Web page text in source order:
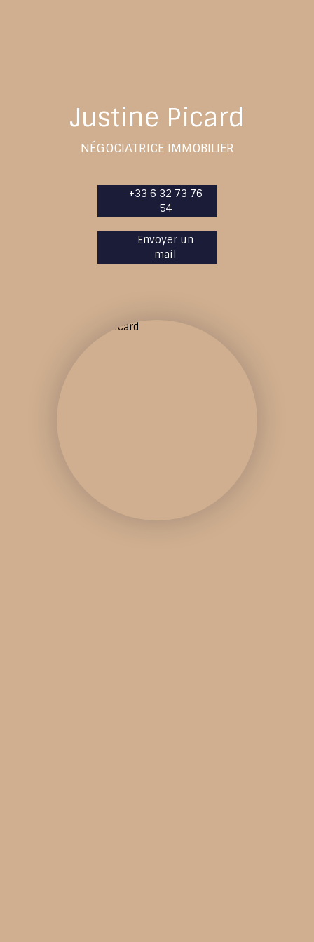
Justine Picard
NÉGOCIATRICE IMMOBILIER
+33 6 32 73 76
54
Envoyer un
mail